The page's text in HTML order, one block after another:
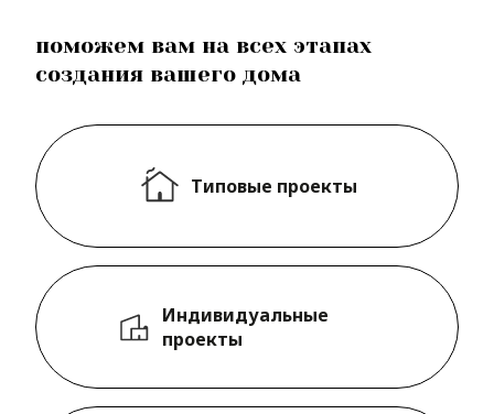
поможем вам на всех этапах
создания вашего дома
Типовые проекты
Индивидуальные
проекты